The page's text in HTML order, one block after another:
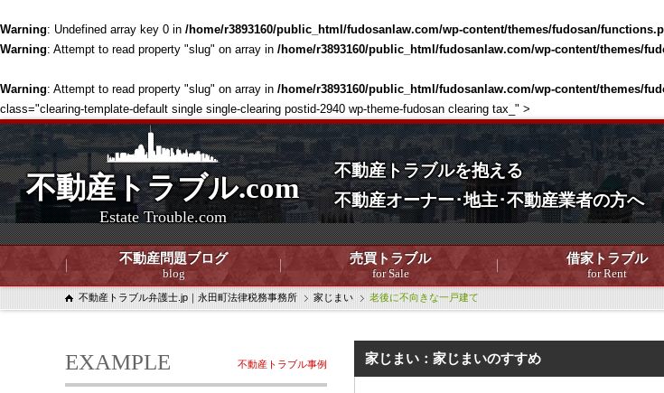
Warning: Undefined array key 0 in /home/r3893160/public_html/fudosanlaw.com/wp-content/themes/fudosan/
Warning: Attempt to read property "slug" on array in /home/r3893160/public_html/fudosanlaw.com/wp-content/themes/
Warning: Attempt to read property "slug" on array in /home/r3893160/public_html/fudosanlaw.com/wp-content/themes/
class="clearing-template-default single single-clearing postid-2940 wp-theme-fudosan clearing tax_" >
不動産トラブル.com
Estate Trouble.com
不動産トラブルを抱える
不動産オーナー･地主･不動産業者の方へ
不動産問題ブログ
blog
売買トラブル
for Sale
借家トラブル
for Rent
不動産トラブル弁護士.jp｜永田町法律税務事務所 家じまい 老後に不向きな一戸建て
家じまい：家じまいのすすめ
不動産トラブル事例
EXAMPLE